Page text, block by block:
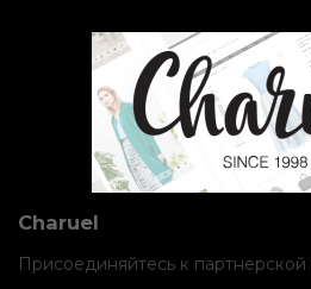
Charuel
Присоединяйтесь к